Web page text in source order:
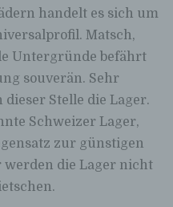
handelt es sich um
Matsch,
Untergründe befährt
souverän. Sehr
Stelle die Lager.
Schweizer Lager,
zur günstigen
die Lager nicht